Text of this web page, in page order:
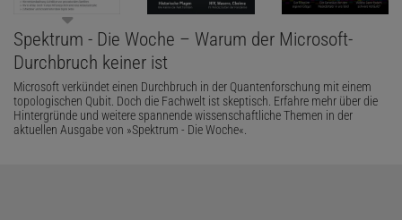
Spektrum - Die Woche – Warum der Microsoft-
Durchbruch keiner ist
Microsoft verkündet einen Durchbruch in der Quantenforschung mit einem
topologischen Qubit. Doch die Fachwelt ist skeptisch. Erfahre mehr über die
Hintergründe und weitere spannende wissenschaftliche Themen in der
aktuellen Ausgabe von »Spektrum - Die Woche«.